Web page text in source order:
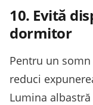
10. Evită
dormitor
Pentru un
reduci
Lumina